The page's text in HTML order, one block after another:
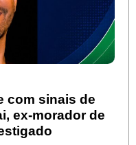
com sinais de
ex-morador de